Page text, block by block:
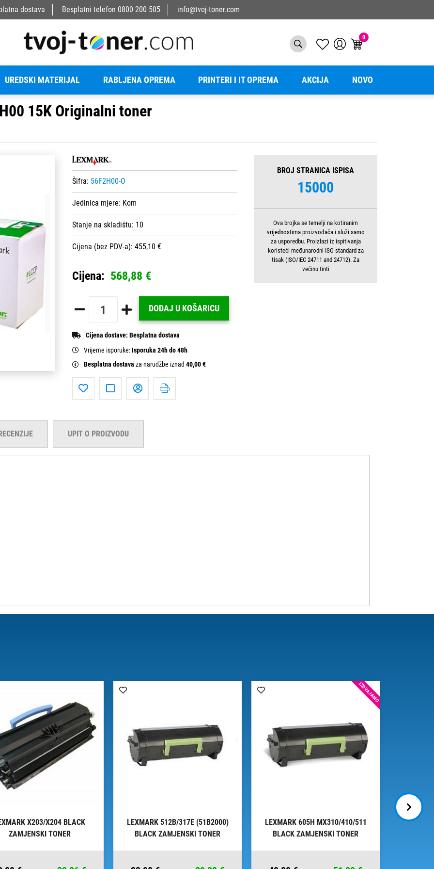
dostava Besplatni telefon 0800 200 505 info@tvoj-toner.com
0
UREDSKI MATERIJAL RABLJENA OPREMA PRINTERI I IT OPREMA AKCIJA NOVO
15K Originalni toner
Šifra: 56F2H00-O
Jedinica mjere: Kom
Stanje na skladištu: 10
Cijena (bez PDV-a): 455,10 €
Cijena: 568,88 €
DODAJ U KOŠARICU
Cijena dostave: Besplatna dostava
Vrijeme isporuke:Isporuka 24h do 48h
Besplatna dostava za narudžbe iznad 40,00 €
BROJ STRANICA ISPISA
15000
Ova brojka se temelji na kotiranim
vrijednostima proizvođača i služi samo
za usporedbu. Proizlazi iz ispitivanja
koristeći međunarodni ISO standard za
tisak (ISO/IEC 24711 and 24712). Za
većinu tinti
UPIT O PROIZVODU
X203/X204 BLACK
ZAMJENSKI TONER
LEXMARK 512B/317E (51B2000)
BLACK ZAMJENSKI TONER
IZDVAJAMO
LEXMARK 605H MX310/410/511
BLACK ZAMJENSKI TONER